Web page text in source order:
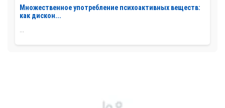
Множественное употребление психоактивных веществ:
как дискон...